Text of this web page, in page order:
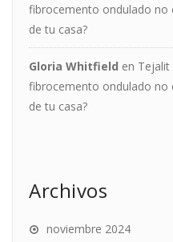
fibrocemento ondulado no
de tu casa?
Gloria Whitfield en Tejalit
fibrocemento ondulado no
de tu casa?
Archivos
noviembre 2024